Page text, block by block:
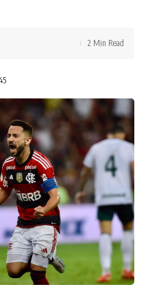
2 Min Read